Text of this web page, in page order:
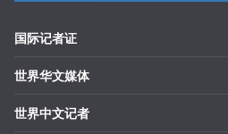
国际记者证
世界华文媒体
世界中文记者